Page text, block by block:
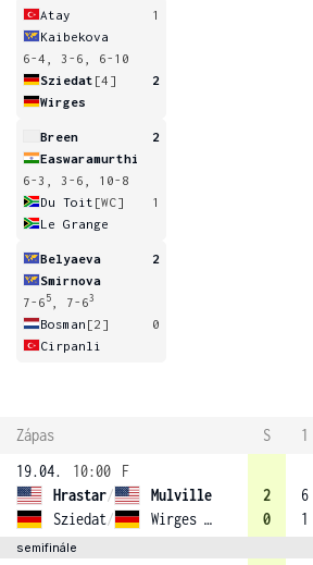
Atay
1
Kaibekova
6-4, 3-6, 6-10
Sziedat [4]
2
Wirges
Breen
2
Easwaramurthi
6-3, 3-6, 10-8
Du Toit [WC]
1
Le Grange
Belyaeva
2
Smirnova
7-6 5 , 7-63
Bosman [2]
0
Cirpanli
Zápas S 1
19.04.
10:00
F
Hrastar/
Mulville
Sziedat/ Wirges (4)
2
0
6
1
semifinále